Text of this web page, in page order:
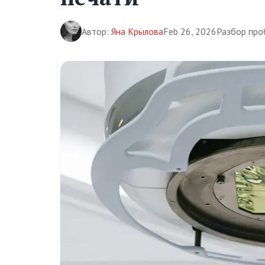
Автор: Яна КрыловаFeb 26, 2026Разбор